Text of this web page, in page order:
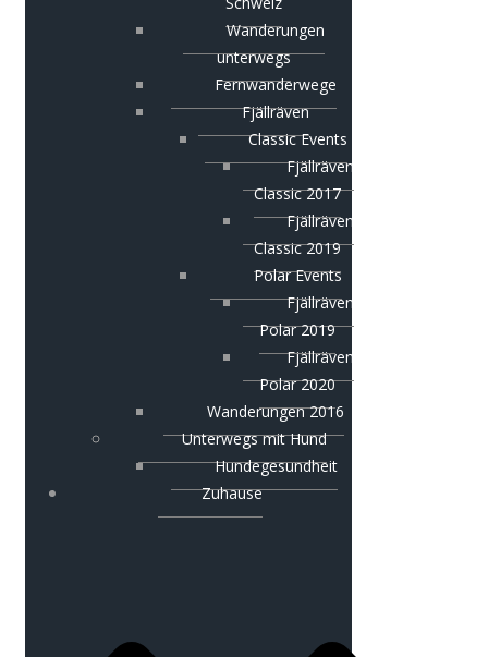
Wanderungen
unterwegs
Fernwanderwege
Fjällräven
Classic Events
Fjällräven
Classic 2017
Fjällräven
Classic 2019
Polar Events
Fjällräven
Polar 2019
Fjällräven
Polar 2020
Wanderungen 2016
Unterwegs mit Hund
Hundegesundheit
Zuhause